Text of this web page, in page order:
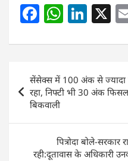
F
c
e
b
o
o
k
W
at
s
A
p
Li
k
e
dI
X
Post
navigation
सेंसेक्स में 100 अंक से ज्यादा
रहा, निफ्टी भी 30 अंक
बिकवाली
पित्रोदा बोले-सरकार
रही:दूतावास के अधिकारी